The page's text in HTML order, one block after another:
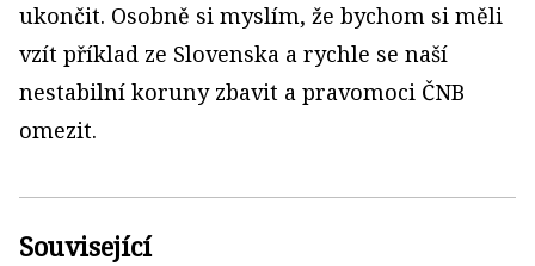
ukončit. Osobně si myslím, že bychom si měli
vzít příklad ze Slovenska a rychle se naší
nestabilní koruny zbavit a pravomoci ČNB
omezit.
Související